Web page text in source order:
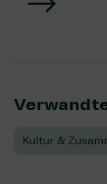
Kultur &